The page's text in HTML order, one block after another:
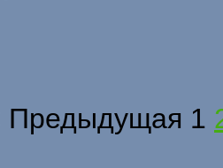
Предыдущая 1